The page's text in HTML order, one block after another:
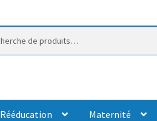
Rééducation Maternité